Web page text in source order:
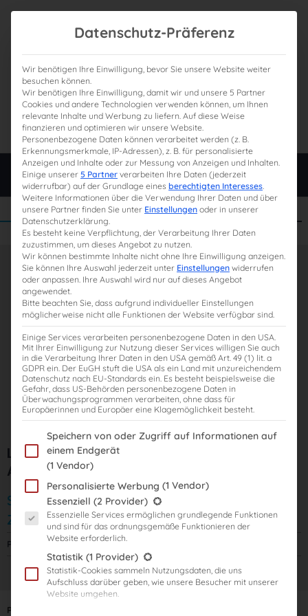
0
Gesamtpreis
0,00 €
Lernprogramm „Steuer-Azubi“ für das 3.
Ausbildungsjahr
Start: sofort
Zugriffsdauer: bis 31.07.2024
Preis: 695,00€
Produktanzahl:
Datenschutz-Präferenz
Wir benötigen Ihre Einwilligung, bevor Sie unsere Website weiter
besuchen können.
Wir benötigen Ihre Einwilligung, damit wir und unsere 5 Partner
Cookies und andere Technologien verwenden können, um Ihnen
relevante Inhalte und Werbung zu liefern. Auf diese Weise
finanzieren und optimieren wir unsere Website.
Personenbezogene Daten können verarbeitet werden (z. B.
Erkennungsmerkmale, IP-Adressen), z. B. für personalisierte
Anzeigen und Inhalte oder zur Messung von Anzeigen und Inhalten.
Einige unserer 5 Partner verarbeiten Ihre Daten (jederzeit
widerrufbar) auf der Grundlage eines berechtigten Interesses.
Weitere Informationen über die Verwendung Ihrer Daten und über
unsere Partner finden Sie unter Einstellungen oder in unserer
Datenschutzerklärung.
Es besteht keine Verpflichtung, der Verarbeitung Ihrer Daten
zuzustimmen, um dieses Angebot zu nutzen.
Wir können bestimmte Inhalte nicht ohne Ihre Einwilligung anzeigen.
Sie können Ihre Auswahl jederzeit unter Einstellungen widerrufen
oder anpassen. Ihre Auswahl wird nur auf dieses Angebot
angewendet.
Bitte beachten Sie, dass aufgrund individueller Einstellungen
möglicherweise nicht alle Funktionen der Website verfügbar sind.
Einige Services verarbeiten personenbezogene Daten in den USA.
Mit Ihrer Einwilligung zur Nutzung dieser Services willigen Sie auch
in die Verarbeitung Ihrer Daten in den USA gemäß Art. 49 (1) lit. a
GDPR ein. Der EuGH stuft die USA als ein Land mit unzureichendem
Datenschutz nach EU-Standards ein. Es besteht beispielsweise die
Gefahr, dass US-Behörden personenbezogene Daten in
Überwachungsprogrammen verarbeiten, ohne dass für
Europäerinnen und Europäer eine Klagemöglichkeit besteht.
Im Folgenden finden Sie eine Liste der Zwecke des IAB
Speichern von oder Zugriff auf Informationen auf
einem Endgerät
(1 Vendor)
Personalisierte Werbung (1 Vendor)
Es folgt eine Liste der Service-Gruppen, für die eine Einwilligung
Essenziell (2 Provider)
Essenzielle Services ermöglichen grundlegende Funktionen
und sind für das ordnungsgemäße Funktionieren der
Website erforderlich.
Statistik (1 Provider)
Statistik-Cookies sammeln Nutzungsdaten, die uns
Aufschluss darüber geben, wie unsere Besucher mit unserer
Website umgehen.